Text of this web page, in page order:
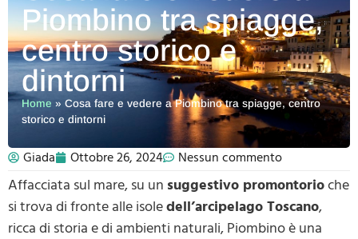
Piombino tra spiagge,
centro storico e
dintorni
Home » Cosa fare e vedere a Piombino tra spiagge, centro
storico e dintorni
Giada Ottobre 26, 2024 Nessun commento
Affacciata sul mare, su un suggestivo promontorioche
si trova di fronte alle isoledell’arcipelago Toscano,
ricca di storia e di ambienti naturali, Piombino è una